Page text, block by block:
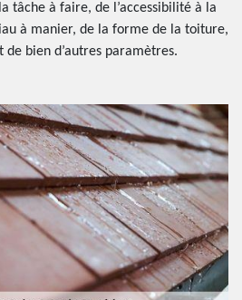
tâche à faire, de l’accessibilité à la
à manier, de la forme de la toiture,
bien d’autres paramètres.